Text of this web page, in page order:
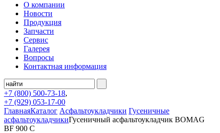
О компании
Новости
Продукция
Запчасти
Сервис
Галерея
Вопросы
Контактная информация
+7 (800) 500-73-18,
+7 (929) 053-17-00
ГлавнаяКаталог Асфальтоукладчики Гусеничные
асфальтоукладчикиГусеничный асфальтоукладчик BOMAG
BF 900 C